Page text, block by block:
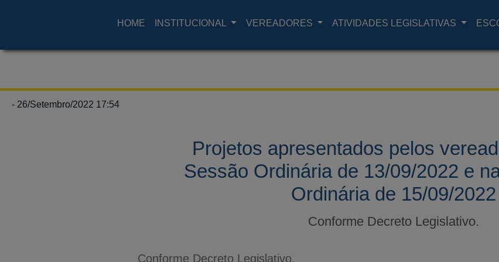
HOME INSTITUCIONAL VEREADORES ATIVIDADES LEGISLATIVAS
- 26/Setembro/2022 17:54
Projetos apresentados pelos
Sessão Ordinária de 13/09/2022 e
Ordinária de 15/09/2022
Conforme Decreto Legislativo.
Conforme Decreto Legislativo.